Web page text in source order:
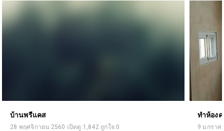
บ้านพรีแคส
28 พฤศจิกายน 2560 เปิดดู:1,842 ถูกใจ:0
ทำห้อง
9 มกราค